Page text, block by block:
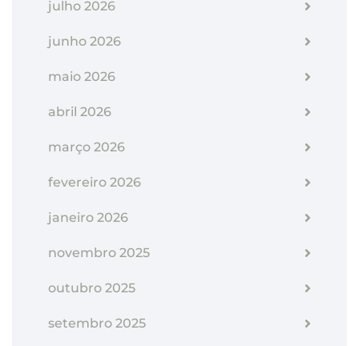
julho 2026
junho 2026
maio 2026
abril 2026
março 2026
fevereiro 2026
janeiro 2026
novembro 2025
outubro 2025
setembro 2025